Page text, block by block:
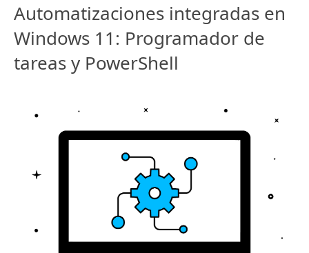
Automatizaciones integradas en
Windows 11: Programador de
tareas y PowerShell